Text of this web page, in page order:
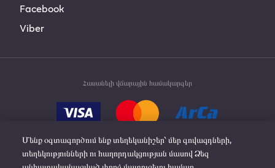
Facebook
Viber
Հասանելի վճարային համակարգեր
Մենք օգտագործում ենք տեղեկանիշեր՝ մեր գովազդների,
տեղեկությունների ու հաղորդակցության մասով Ձեզ